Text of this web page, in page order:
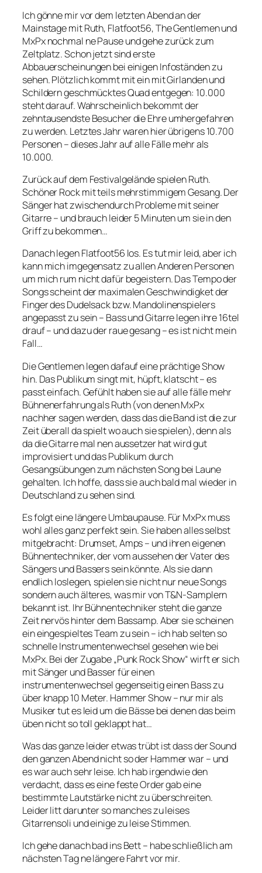
Ich gönne mir vor dem letzten Abend an der
Mainstage mit Ruth, Flatfoot56, The Gentlemen und
MxPx nochmal ne Pause und gehe zurück zum
Zeltplatz. Schon jetzt sind erste
Abbauerscheinungen bei einigen Infoständen zu
sehen. Plötzlich kommt mit ein mit Girlanden und
Schildern geschmücktes Quad entgegen: 10.000
steht darauf. Wahrscheinlich bekommt der
zehntausendste Besucher die Ehre umhergefahren
zu werden. Letztes Jahr waren hier übrigens 10.700
Personen – dieses Jahr auf alle Fälle mehr als
10.000.
Zurück auf dem Festivalgelände spielen Ruth.
Schöner Rock mit teils mehrstimmigem Gesang. Der
Sänger hat zwischendurch Probleme mit seiner
Gitarre – und brauch leider 5 Minuten um sie in den
Griff zu bekommen…
Danach legen Flatfoot56 los. Es tut mir leid, aber ich
kann mich imgegensatz zu allen Anderen Personen
um mich rum nicht dafür begeistern. Das Tempo der
Songs scheint der maximalen Geschwindigket der
Finger des Dudelsack bzw. Mandolinenspielers
angepasst zu sein – Bass und Gitarre legen ihre 16tel
drauf – und dazu der raue gesang – es ist nicht mein
Fall…
Die Gentlemen legen dafauf eine prächtige Show
hin. Das Publikum singt mit, hüpft, klatscht – es
passt einfach. Gefühlt haben sie auf alle fälle mehr
Bühnenerfahrung als Ruth (von denen MxPx
nachher sagen werden, dass das die Band ist die zur
Zeit überall da spielt wo auch sie spielen), denn als
da die Gitarre mal nen aussetzer hat wird gut
improvisiert und das Publikum durch
Gesangsübungen zum nächsten Song bei Laune
gehalten. Ich hoffe, dass sie auch bald mal wieder in
Deutschland zu sehen sind.
Es folgt eine längere Umbaupause. Für MxPx muss
wohl alles ganz perfekt sein. Sie haben alles selbst
mitgebracht: Drumset, Amps – und ihren eigenen
Bühnentechniker, der vom aussehen der Vater des
Sängers und Bassers sein könnte. Als sie dann
endlich loslegen, spielen sie nicht nur neue Songs
sondern auch älteres, was mir von T&N-Samplern
bekannt ist. Ihr Bühnentechniker steht die ganze
Zeit nervös hinter dem Bassamp. Aber sie scheinen
ein eingespieltes Team zu sein – ich hab selten so
schnelle Instrumentenwechsel gesehen wie bei
MxPx. Bei der Zugabe „Punk Rock Show“ wirft er sich
mit Sänger und Basser für einen
instrumentenwechsel gegenseitig einen Bass zu
über knapp 10 Meter. Hammer Show – nur mir als
Musiker tut es leid um die Bässe bei denen das beim
üben nicht so toll geklappt hat…
Was das ganze leider etwas trübt ist dass der Sound
den ganzen Abend nicht so der Hammer war – und
es war auch sehr leise. Ich hab irgendwie den
verdacht, dass es eine feste Order gab eine
bestimmte Lautstärke nicht zu überschreiten.
Leider litt darunter so manches zu leises
Gitarrensoli und einige zu leise Stimmen.
Ich gehe danach bad ins Bett – habe schließlich am
nächsten Tag ne längere Fahrt vor mir.